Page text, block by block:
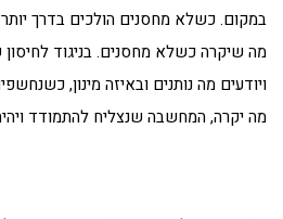
במקום. כשלא מחסנים הולכים בדרך
מה שיקרה כשלא מחסנים. בניגוד
ויודעים מה נותנים ובאיזה מינון,
מה יקרה, המחשבה שנצליח להתמודד